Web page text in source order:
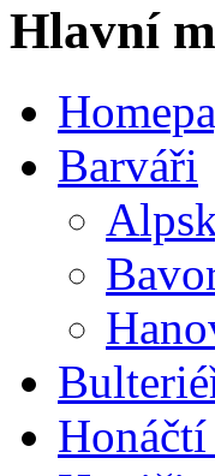
Hlavní
Barváři
Honáčtí